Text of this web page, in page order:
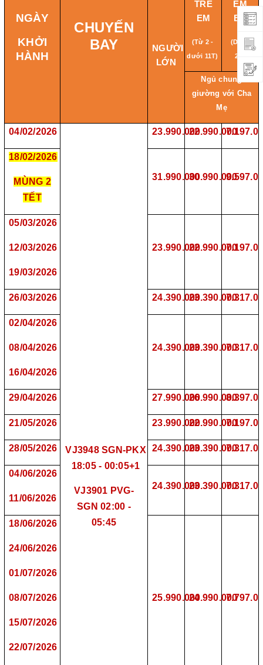
NGÀY
KHỞI
HÀNH
CHUYẾN
BAY
NGƯỜI
LỚN
TRẺ
EM
(Từ 2 -
dưới 11T)
EM
BÉ
(Dưới
2T)
Ngủ chung
giường với Cha
Mẹ
04/02/2026
VJ3948 SGN-PKX
18:05- 00:05+1
VJ3901 PVG-
SGN 02:00 -
05:45
23.990.000
22.990.000
7.
18/02/2026
MÙNG 2
TẾT
31.990.000
30.990.000
9.
05/03/2026
12/03/2026
19/03/2026
23.990.000
22.990.000
7.
26/03/2026 24.390.00023.390.000
02/04/2026
08/04/2026
16/04/2026
24.390.00023.390.000
29/04/2026 27.990.00026.990.000
21/05/2026 23.990.000
22.990.000
7.
28/05/2026 24.390.00023.390.000
04/06/2026
11/06/2026
24.390.00023.390.000
18/06/2026
24/06/2026
01/07/2026
08/07/2026
15/07/2026
22/07/2026
25.990.00024.990.000